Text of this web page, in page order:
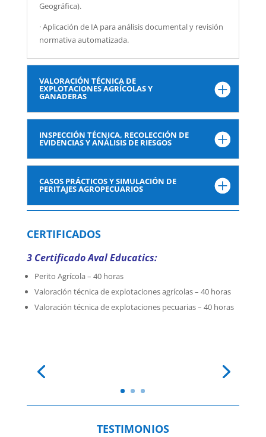
Geográfica).
· Aplicación de IA para análisis documental y revisión
normativa automatizada.
VALORACIÓN TÉCNICA DE
EXPLOTACIONES AGRÍCOLAS Y
GANADERAS
INSPECCIÓN TÉCNICA, RECOLECCIÓN DE
EVIDENCIAS Y ANÁLISIS DE RIESGOS
CASOS PRÁCTICOS Y SIMULACIÓN DE
PERITAJES AGROPECUARIOS
CERTIFICADOS
3 Certificado Aval Educatics:
Perito Agrícola – 40 horas
Valoración técnica de explotaciones agrícolas – 40 horas
Valoración técnica de explotaciones pecuarias – 40 horas
TESTIMONIOS